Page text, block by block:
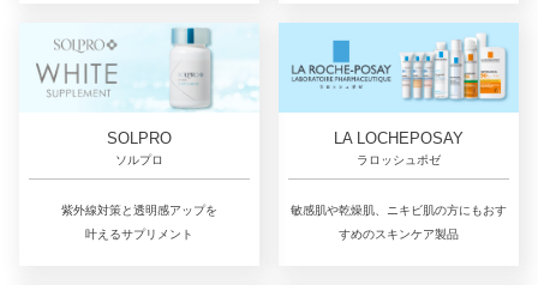
SOLPRO
ソルプロ
紫外線対策と透明感アップを
叶えるサプリメント
LA LOCHEPOSAY
ラロッシュポゼ
敏感肌や乾燥肌、ニキビ肌の方にもおす
すめのスキンケア製品